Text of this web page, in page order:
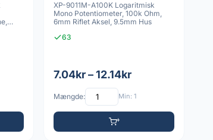
XP-9011M-A100K Logaritmisk
Mono Potentiometer, 100k Ohm,
6mm Riflet Aksel, 9.5mm Hus
63
7.04kr – 12.14kr
Mængde: Min: 1